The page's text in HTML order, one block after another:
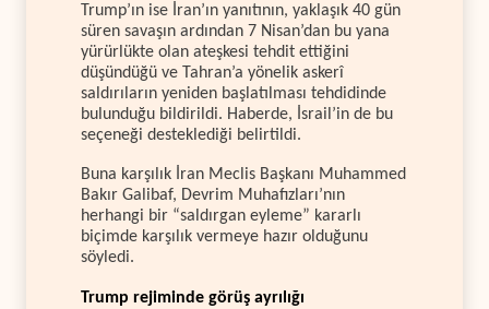
Trump’ın ise İran’ın yanıtının, yaklaşık 40 gün
süren savaşın ardından 7 Nisan’dan bu yana
yürürlükte olan ateşkesi tehdit ettiğini
düşündüğü ve Tahran’a yönelik askerî
saldırıların yeniden başlatılması tehdidinde
bulunduğu bildirildi. Haberde, İsrail’in de bu
seçeneği desteklediği belirtildi.
Buna karşılık İran Meclis Başkanı Muhammed
Bakır Galibaf, Devrim Muhafızları’nın
herhangi bir “saldırgan eyleme” kararlı
biçimde karşılık vermeye hazır olduğunu
söyledi.
Trump rejiminde görüş ayrılığı